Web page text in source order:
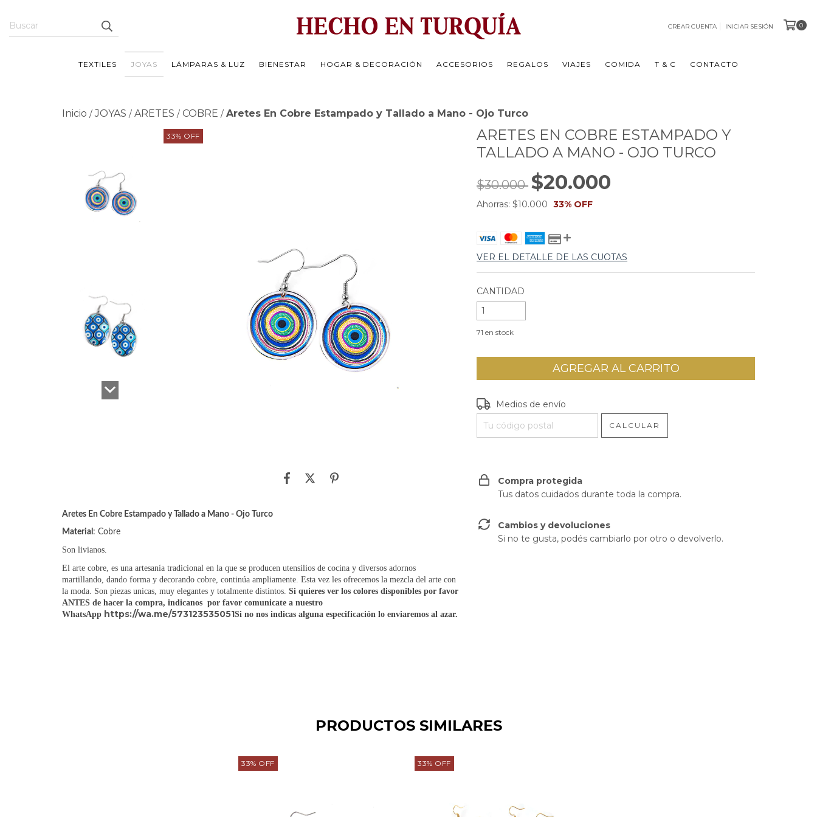
CREAR CUENTA INICIAR SESIÓN 0
TEXTILES JOYAS LÁMPARAS & LUZ BIENESTAR HOGAR & DECORACIÓN ACCESORIOS REGALOS VIAJES COMIDA T & C CONTACTO
Inicio / JOYAS / ARETES / COBRE / Aretes En Cobre Estampado y Tallado a Mano - Ojo Turco
33% OFF
Aretes En Cobre Estampado y Tallado a Mano - Ojo Turco
Material : Cobre
Son livianos.
El arte cobre, es una artesanía tradicional en la que se producen utensilios de cocina y diversos adornos
martillando, dando forma y decorando cobre, continúa ampliamente. Esta vez les ofrecemos la mezcla del arte con
la moda. Son piezas unicas, muy elegantes y totalmente distintos. Si quieres ver los colores disponibles por favor
ANTES de hacer la compra, indicanos por favor comunicate a nuestro
WhatsApp https://wa.me/573123535051Si no nos indicas alguna especificación lo enviaremos al azar.
ARETES EN COBRE ESTAMPADO Y
TALLADO A MANO - OJO TURCO
$30.000 $20.000
Ahorras: $10.000 33% OFF
VER EL DETALLE DE LAS CUOTAS
CANTIDAD
71 en stock
Entregas para el CP:
Medios de envío
CALCULAR
Compra protegida
Tus datos cuidados durante toda la compra.
Cambios y devoluciones
Si no te gusta, podés cambiarlo por otro o devolverlo.
PRODUCTOS SIMILARES
33% OFF 33% OFF